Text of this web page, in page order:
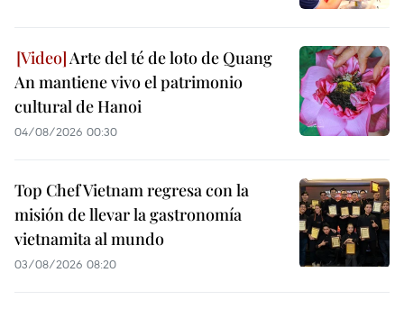
Arte del té de loto de Quang
An mantiene vivo el patrimonio
cultural de Hanoi
04/08/2026 00:30
Top Chef Vietnam regresa con la
misión de llevar la gastronomía
vietnamita al mundo
03/08/2026 08:20